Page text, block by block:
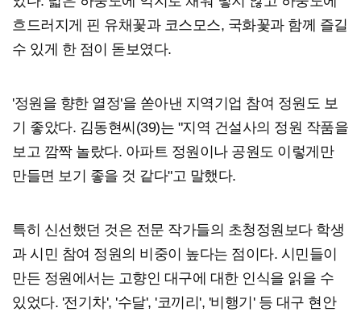
흐드러지게 핀 유채꽃과 코스모스, 국화꽃과 함께 즐길
수 있게 한 점이 돋보였다.
'정원을 향한 열정'을 쏟아낸 지역기업 참여 정원도 보
기 좋았다. 김동현씨(39)는 "지역 건설사의 정원 작품을
보고 깜짝 놀랐다. 아파트 정원이나 공원도 이렇게만
만들면 보기 좋을 것 같다"고 말했다.
특히 신선했던 것은 전문 작가들의 초청정원보다 학생
과 시민 참여 정원의 비중이 높다는 점이다. 시민들이
만든 정원에서는 고향인 대구에 대한 인식을 읽을 수
있었다. '전기차', '수달', '코끼리', '비행기' 등 대구 현안